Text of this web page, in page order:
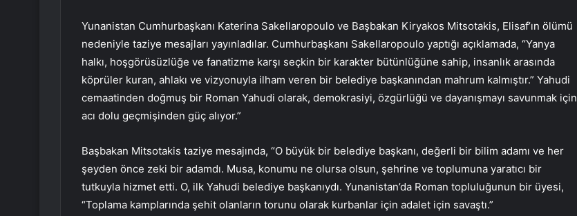
Yunanistan Cumhurbaşkanı Katerina Sakellaropoulo ve Başbakan Kiryakos Mitsotakis, Elisaf’ın ölümü
nedeniyle taziye mesajları yayınladılar. Cumhurbaşkanı Sakellaropoulo yaptığı açıklamada, “Yanya
halkı, hoşgörüsüzlüğe ve fanatizme karşı seçkin bir karakter bütünlüğüne sahip, insanlık arasında
köprüler kuran, ahlakı ve vizyonuyla ilham veren bir belediye başkanından mahrum kalmıştır.” Yahudi
cemaatinden doğmuş bir Roman Yahudi olarak, demokrasiyi, özgürlüğü ve dayanışmayı savunmak için
acı dolu geçmişinden güç alıyor.”
Başbakan Mitsotakis taziye mesajında, “O büyük bir belediye başkanı, değerli bir bilim adamı ve her
şeyden önce zeki bir adamdı. Musa, konumu ne olursa olsun, şehrine ve toplumuna yaratıcı bir
tutkuyla hizmet etti. O, ilk Yahudi belediye başkanıydı. Yunanistan’da Roman topluluğunun bir üyesi,
“Toplama kamplarında şehit olanların torunu olarak kurbanlar için adalet için savaştı.”